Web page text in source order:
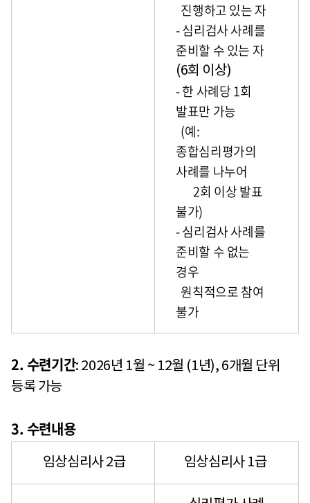
진행하고 있는 자
- 심리검사 사례를
준비할 수 있는 자
(6회 이상)
- 한 사례당 1회
발표만 가능
(예:
종합심리평가의
사례를 나누어
2회 이상 발표
불가)
- 심리검사 사례를
준비할 수 없는
경우
원칙적으로 참여
불가
2. 수련기간: 2026년 1월 ~ 12월 (1년), 6개월 단위
등록 가능
3. 수련내용
임상심리사 2급 임상심리사 1급